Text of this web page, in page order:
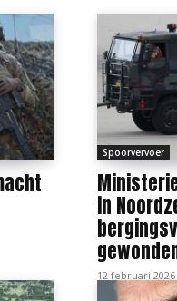
Spoorvervoer
in
12 februari 2026